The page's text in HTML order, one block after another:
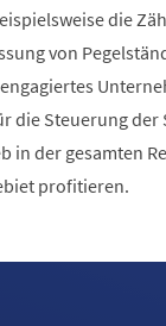
die
von
die Steuerung
in der gesamten
profitieren.